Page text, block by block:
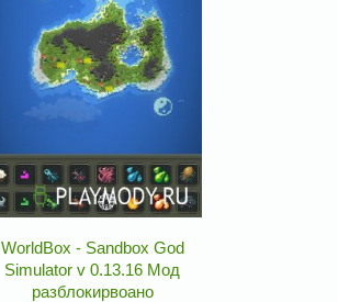
WorldBox - Sandbox God
Simulator v 0.13.16 Мод
разблокирвоано